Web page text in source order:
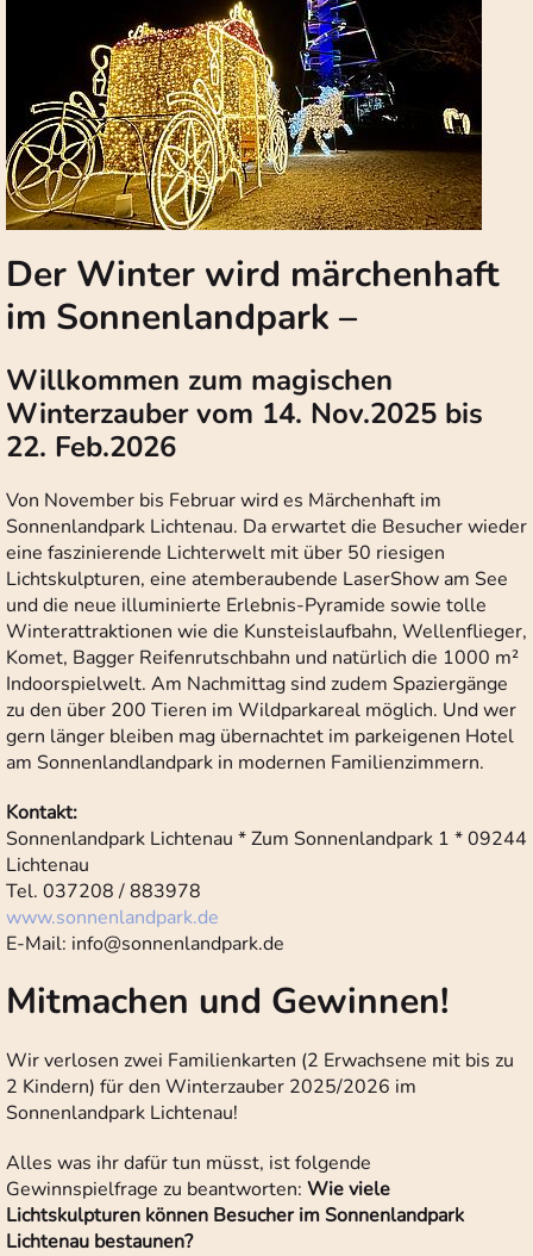
Der Winter wird märchenhaft
im Sonnenlandpark –
Willkommen zum magischen
Winterzauber vom 14. Nov.2025 bis
22. Feb.2026
Von November bis Februar wird es Märchenhaft im
Sonnenlandpark Lichtenau. Da erwartet die Besucher wieder
eine faszinierende Lichterwelt mit über 50 riesigen
Lichtskulpturen, eine atemberaubende LaserShow am See
und die neue illuminierte Erlebnis-Pyramide sowie tolle
Winterattraktionen wie die Kunsteislaufbahn, Wellenflieger,
Komet, Bagger Reifenrutschbahn und natürlich die 1000 m²
Indoorspielwelt. Am Nachmittag sind zudem Spaziergänge
zu den über 200 Tieren im Wildparkareal möglich. Und wer
gern länger bleiben mag übernachtet im parkeigenen Hotel
am Sonnenlandlandpark in modernen Familienzimmern.
Kontakt:
Sonnenlandpark Lichtenau * Zum Sonnenlandpark 1 * 09244
Lichtenau
Tel. 037208 / 883978
www.sonnenlandpark.de
E-Mail: info@sonnenlandpark.de
Mitmachen und Gewinnen!
Wir verlosen zwei Familienkarten (2 Erwachsene mit bis zu
2 Kindern) für den Winterzauber 2025/2026 im
Sonnenlandpark Lichtenau!
Alles was ihr dafür tun müsst, ist folgende
Gewinnspielfrage zu beantworten: Wie viele
Lichtskulpturen können Besucher im Sonnenlandpark
Lichtenau bestaunen?